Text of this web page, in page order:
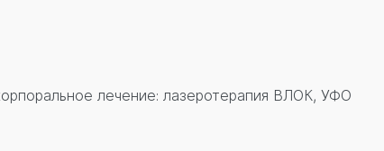
лечение: лазеротерапия ВЛОК, УФО